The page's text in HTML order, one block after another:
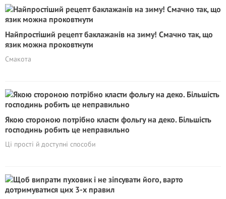
Найпростіший рецепт баклажанів на зиму! Смачно так, що
язик можна проковтнути
Смакота
Якою стороною потрібно класти фольгу на деко. Більшість
господинь робить це неправильно
Ці прості й доступні способи